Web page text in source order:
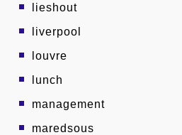
lieshout
liverpool
louvre
lunch
management
maredsous